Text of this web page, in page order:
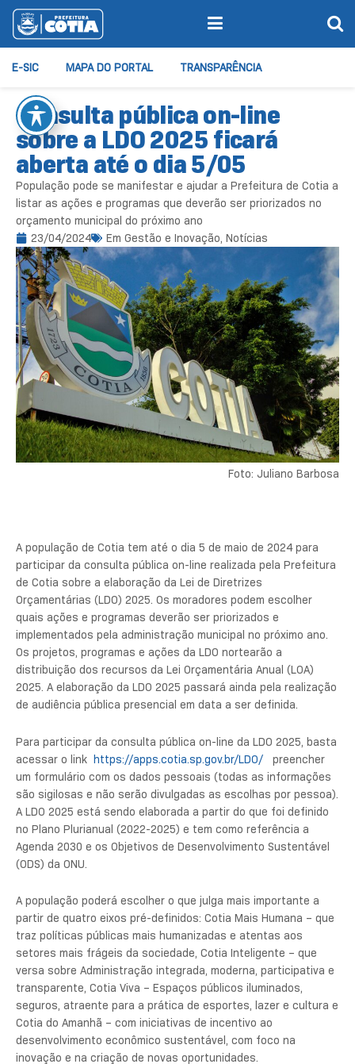
E-SIC MAPA DO PORTAL TRANSPARÊNCIA
Consulta pública on-line
sobre a LDO 2025 ficará
aberta até o dia 5/05
População pode se manifestar e ajudar a Prefeitura de Cotia a
listar as ações e programas que deverão ser priorizados no
orçamento municipal do próximo ano
23/04/2024
Em Gestão e Inovação, Notícias
Foto: Juliano Barbosa
A população de Cotia tem até o dia 5 de maio de 2024 para
participar da consulta pública on-line realizada pela Prefeitura
de Cotia sobre a elaboração da Lei de Diretrizes
Orçamentárias (LDO) 2025. Os moradores podem escolher
quais ações e programas deverão ser priorizados e
implementados pela administração municipal no próximo ano.
Os projetos, programas e ações da LDO nortearão a
distribuição dos recursos da Lei Orçamentária Anual (LOA)
2025. A elaboração da LDO 2025 passará ainda pela realização
de audiência pública presencial em data a ser definida.
Para participar da consulta pública on-line da LDO 2025, basta
acessar o link https://apps.cotia.sp.gov.br/LDO/ preencher
um formulário com os dados pessoais (todas as informações
são sigilosas e não serão divulgadas as escolhas por pessoa).
A LDO 2025 está sendo elaborada a partir do que foi definido
no Plano Plurianual (2022-2025) e tem como referência a
Agenda 2030 e os Objetivos de Desenvolvimento Sustentável
(ODS) da ONU.
A população poderá escolher o que julga mais importante a
partir de quatro eixos pré-definidos: Cotia Mais Humana – que
traz políticas públicas mais humanizadas e atentas aos
setores mais frágeis da sociedade, Cotia Inteligente – que
versa sobre Administração integrada, moderna, participativa e
transparente, Cotia Viva – Espaços públicos iluminados,
seguros, atraente para a prática de esportes, lazer e cultura e
Cotia do Amanhã – com iniciativas de incentivo ao
desenvolvimento econômico sustentável, com foco na
inovação e na criação de novas oportunidades.